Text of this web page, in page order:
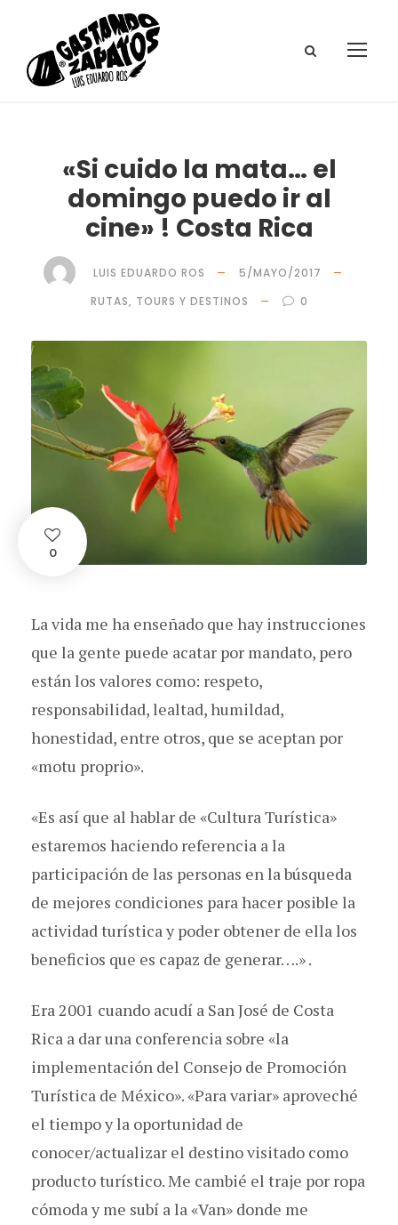
«Si cuido la mata… el
domingo puedo ir al
cine» ! Costa Rica
LUIS EDUARDO ROS
5/MAYO/2017
RUTAS, TOURS Y DESTINOS
0
0
La vida me ha enseñado que hay instrucciones
que la gente puede acatar por mandato, pero
están los valores como: respeto,
responsabilidad, lealtad, humildad,
honestidad, entre otros, que se aceptan por
«motu proprio».
«Es así que al hablar de «Cultura Turística»
estaremos haciendo referencia a la
participación de las personas en la búsqueda
de mejores condiciones para hacer posible la
actividad turística y poder obtener de ella los
beneficios que es capaz de generar….» .
Era 2001 cuando acudí a San José de Costa
Rica a dar una conferencia sobre «la
implementación del Consejo de Promoción
Turística de México». «Para variar» aproveché
el tiempo y la oportunidad de
conocer/actualizar el destino visitado como
producto turístico. Me cambié el traje por ropa
cómoda y me subí a la «Van» donde me